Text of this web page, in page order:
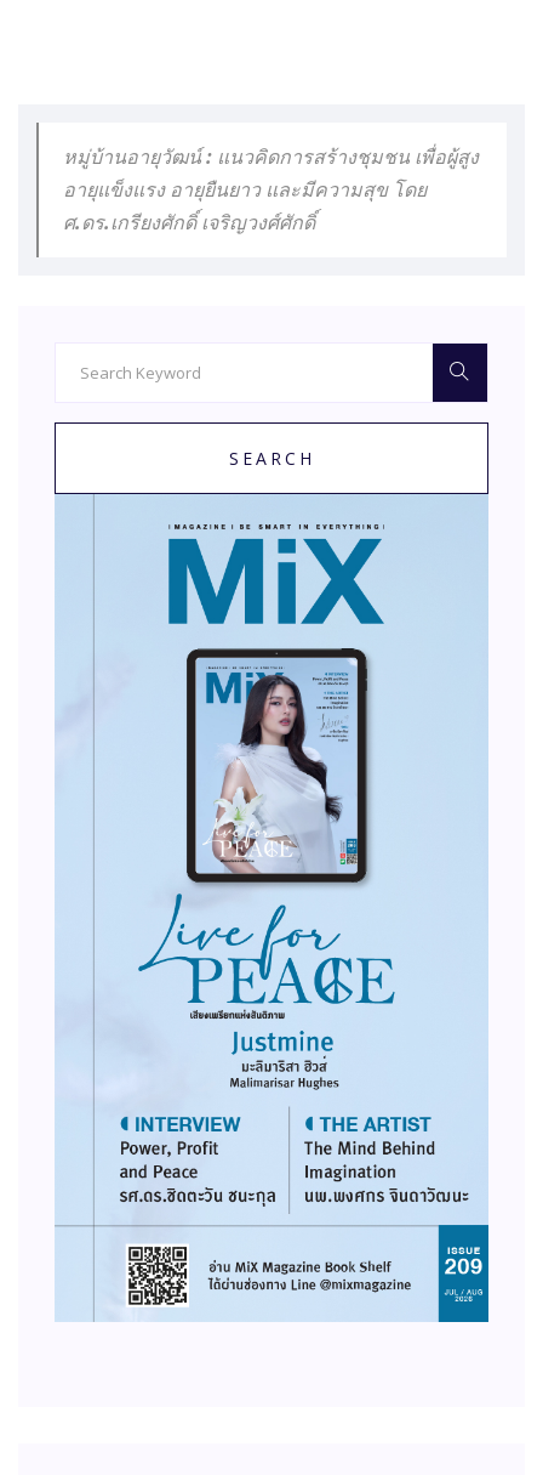
หมู่บ้านอายุวัฒน์ : แนวคิดการสร้างชุมชน เพื่อผู้สูง
อายุแข็งแรง อายุยืนยาว และมีความสุข โดย
ศ.ดร.เกรียงศักดิ์ เจริญวงศ์ศักดิ์
SEARCH